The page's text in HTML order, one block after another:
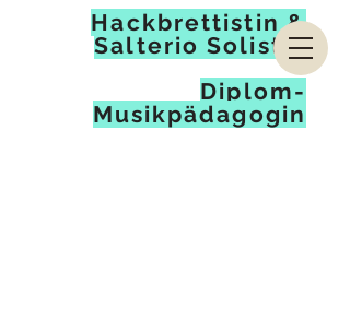
Hackbrettistin &
Salterio Solistin
Diplom-
Musikpädagogin